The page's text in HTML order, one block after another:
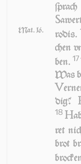
Mat. 16.
S
ro­dis.
chen
ben. 17
Was
V
dig?
18 H
ret
brot